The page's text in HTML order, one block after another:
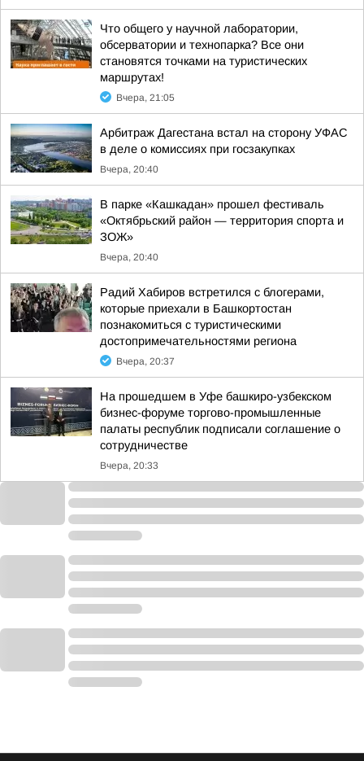
Что общего у научной лаборатории,
обсерватории и технопарка? Все они
становятся точками на туристических
маршрутах!
Вчера, 21:05
Арбитраж Дагестана встал на сторону УФАС
в деле о комиссиях при госзакупках
Вчера, 20:40
В парке «Кашкадан» прошел фестиваль
«Октябрьский район — территория спорта и
ЗОЖ»
Вчера, 20:40
Радий Хабиров встретился с блогерами,
которые приехали в Башкортостан
познакомиться с туристическими
достопримечательностями региона
Вчера, 20:37
На прошедшем в Уфе башкиро-узбекском
бизнес-форуме торгово-промышленные
палаты республик подписали соглашение о
сотрудничестве
Вчера, 20:33